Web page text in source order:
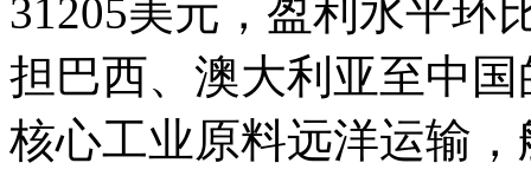
31205美元，盈利水平环
担巴西、澳大利亚至中
核心工业原料远洋运输